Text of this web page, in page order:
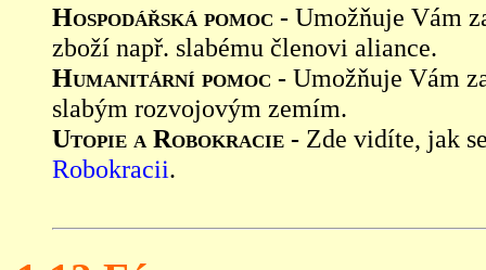
Hospodářská pomoc - Umožňuje Vám
zboží např. slabému členovi aliance.
Humanitární pomoc - Umožňuje Vám
slabým rozvojovým zemím.
Utopie a Robokracie - Zde vidíte, jak
Robokracii.